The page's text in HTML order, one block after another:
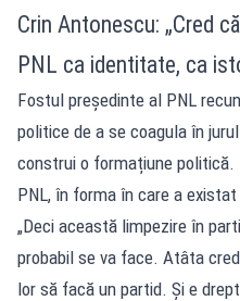
Crin Antonescu: „Cred
PNL ca identitate, ca
Fostul președinte al PNL
politice de a se coagula în
construi o formațiune
PNL, în forma în care a
„Deci această limpezire în
probabil se va face. Atâta
lor să facă un partid. Și e